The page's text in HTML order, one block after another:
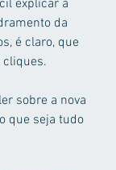
explicar a
da
é claro, que
sobre a nova
que seja tudo